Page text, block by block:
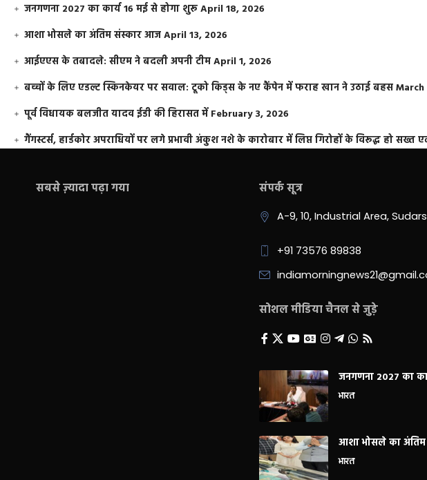
जनगणना 2027 का कार्य 16 मई से होगा शुरूApril 18, 2026
आशा भोसले का अंतिम संस्कार आजApril 13, 2026
आईएएस के तबादले: सीएम ने बदली अपनी टीमApril 1, 2026
बच्चों के लिए एडल्ट स्किनकेयर पर सवाल: टूको किड्स के नए कैंपेन में फराह खान ने उठाई बहस
पूर्व विधायक बलजीत यादव ईडी की हिरासत में February 3, 2026
गैंगस्टर्स, हार्डकोर अपराधियों पर लगे प्रभावी अंकुश नशे के कारोबार में लिप्त गिरोहों के विरूद्ध हो सख्त
सबसे ज़्यादा पढ़ा गया संपर्क सूत्र
A-9, 10, Industrial Area,
+91 73576 89838
सोशल मीडिया चैनल से जुड़े
जनगणना 2027 का
भारत
आशा भोसले का
भारत